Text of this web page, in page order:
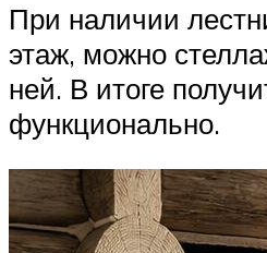
При наличии
этаж, можно
ней. В итоге
функционально.